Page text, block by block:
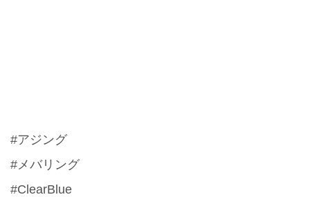
#アジング
#メバリング
#ClearBlue